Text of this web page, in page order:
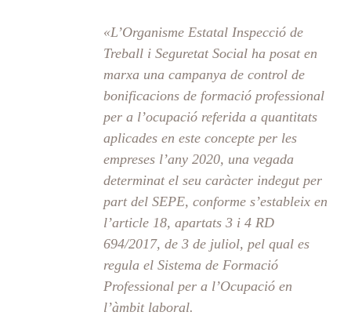
«L’Organisme Estatal Inspecció de
Treball i Seguretat Social ha posat en
marxa una campanya de control de
bonificacions de formació professional
per a l’ocupació referida a quantitats
aplicades en este concepte per les
empreses l’any 2020, una vegada
determinat el seu caràcter indegut per
part del SEPE, conforme s’estableix en
l’article 18, apartats 3 i 4 RD
694/2017, de 3 de juliol, pel qual es
regula el Sistema de Formació
Professional per a l’Ocupació en
l’àmbit laboral.